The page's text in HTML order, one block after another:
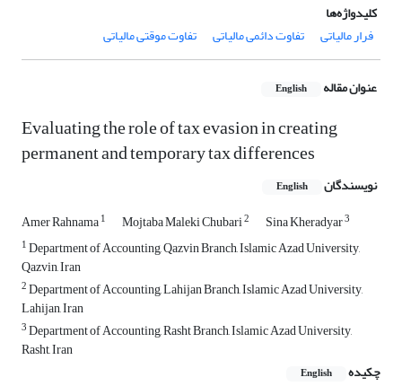
کلیدواژه‌ها
فرار مالیاتی
تفاوت دائمی مالیاتی تفاوت موقتی مالیاتی
عنوان مقاله English
Evaluating the role of tax evasion in creating
permanent and temporary tax differences
نویسندگان English
Amer Rahnama1 Mojtaba Maleki Chubari2 Sina Kheradyar3
1Department of Accounting, Qazvin Branch, Islamic Azad University,
Qazvin, Iran
2Department of Accounting, Lahijan Branch, Islamic Azad University,
Lahijan, Iran
3Department of Accounting, Rasht Branch, Islamic Azad University,
Rasht, Iran
چکیده
English